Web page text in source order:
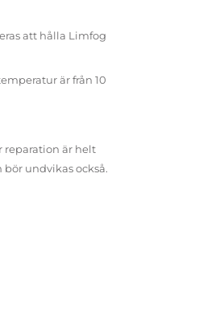
att hålla Limfog
är från 10
reparation är helt
undvikas också.